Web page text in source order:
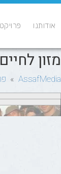
אודותנו
מזון לחיים
AssafMedia
»